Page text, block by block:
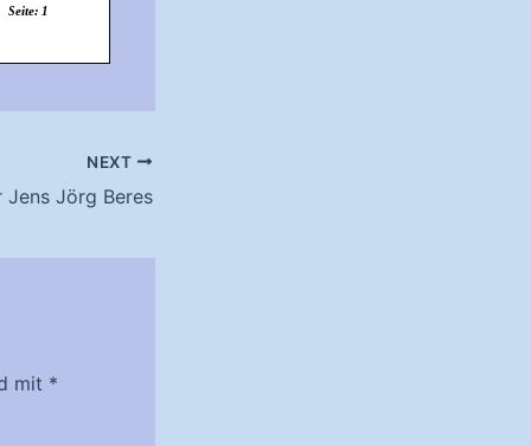
NEXT
Jens Jörg Beres
mit *